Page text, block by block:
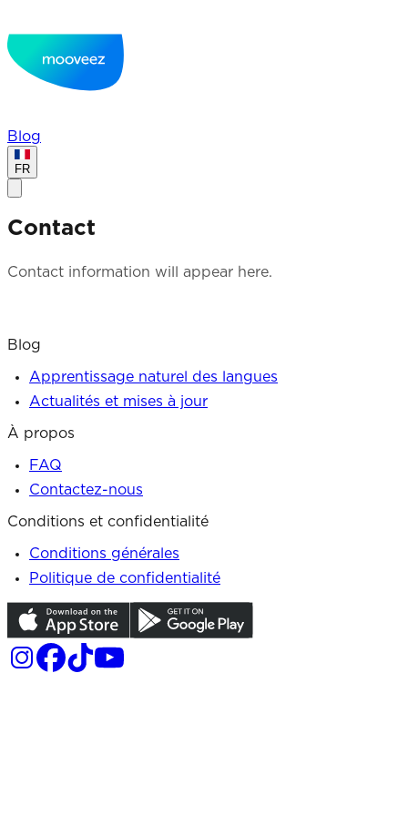
Blog
FR
Contact
Contact information will appear here.
Blog
Apprentissage naturel des langues
Actualités et mises à jour
À propos
FAQ
Contactez-nous
Conditions et confidentialité
Conditions générales
Politique de confidentialité